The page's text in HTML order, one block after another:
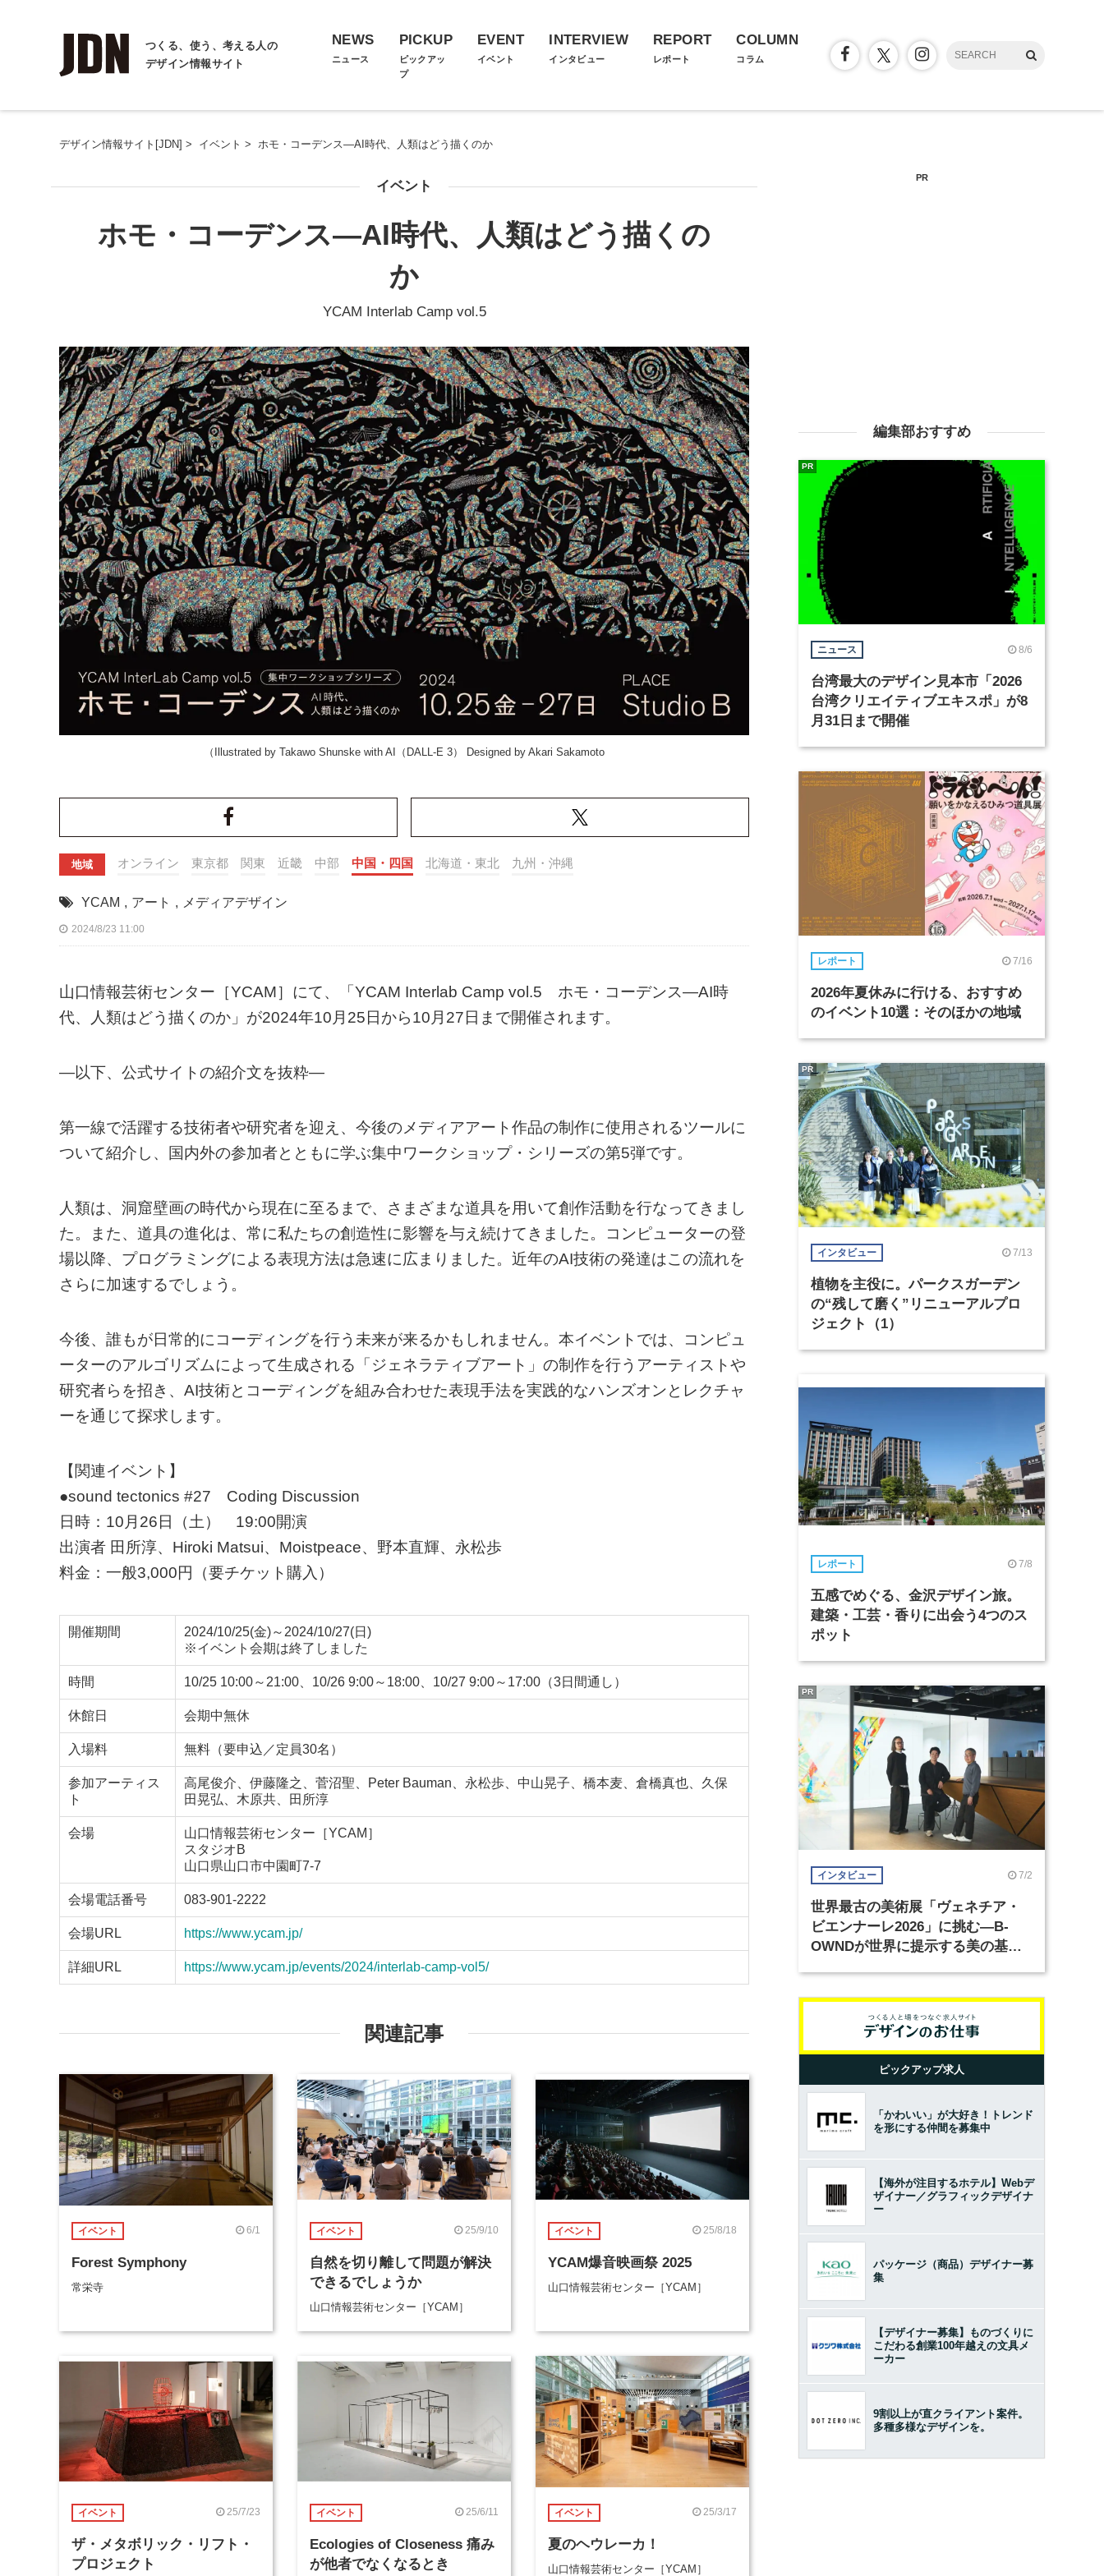
つくる、使う、考える人の
デザイン情報サイト
NEWS
ニュース
PICKUP
ピックアッ
プ
EVENT
イベント
INTERVIEW
インタビュー
REPORT
レポート
COLUMN
コラム
デザイン情報サイト[JDN] > イベント > ホモ・コーデンス―AI時代、人類はどう描くのか
イベント
ホモ・コーデンス―AI時代、人類はどう描くの
か
YCAM Interlab Camp vol.5
（Illustrated by Takawo Shunske with AI（DALL-E 3） Designed by Akari Sakamoto
地域 オンライン 東京都 関東 近畿 中部 中国・四国 北海道・東北 九州・沖縄
YCAM , アート , メディアデザイン
2024/8/23 11:00
山口情報芸術センター［YCAM］にて、「YCAM Interlab Camp vol.5 ホモ・コーデンス―AI時
代、人類はどう描くのか」が2024年10月25日から10月27日まで開催されます。
—以下、公式サイトの紹介文を抜粋—
第一線で活躍する技術者や研究者を迎え、今後のメディアアート作品の制作に使用されるツールに
ついて紹介し、国内外の参加者とともに学ぶ集中ワークショップ・シリーズの第5弾です。
人類は、洞窟壁画の時代から現在に至るまで、さまざまな道具を用いて創作活動を行なってきまし
た。また、道具の進化は、常に私たちの創造性に影響を与え続けてきました。コンピューターの登
場以降、プログラミングによる表現方法は急速に広まりました。近年のAI技術の発達はこの流れを
さらに加速するでしょう。
今後、誰もが日常的にコーディングを行う未来が来るかもしれません。本イベントでは、コンピュ
ーターのアルゴリズムによって生成される「ジェネラティブアート」の制作を行うアーティストや
研究者らを招き、AI技術とコーディングを組み合わせた表現手法を実践的なハンズオンとレクチャ
ーを通じて探求します。
【関連イベント】
●sound tectonics #27 Coding Discussion
日時：10月26日（土） 19:00開演
出演者 田所淳、Hiroki Matsui、Moistpeace、野本直輝、永松歩
料金：一般3,000円（要チケット購入）
開催期間
2024/10/25(金)～2024/10/27(日)
※イベント会期は終了しました
時間 10/25 10:00～21:00、10/26 9:00～18:00、10/27 9:00～17:00（3日間通し）
休館日 会期中無休
入場料 無料（要申込／定員30名）
参加アーティス
ト
高尾俊介、伊藤隆之、菅沼聖、Peter Bauman、永松歩、中山晃子、橋本麦、倉橋真也、久保
田晃弘、木原共、田所淳
会場
山口情報芸術センター［YCAM］
スタジオB
山口県山口市中園町7-7
会場電話番号 083-901-2222
会場URL https://www.ycam.jp/
詳細URL https://www.ycam.jp/events/2024/interlab-camp-vol5/
関連記事
イベント 6/1
Forest Symphony
常栄寺
イベント 25/9/10
自然を切り離して問題が解決
できるでしょうか
山口情報芸術センター［YCAM］
イベント 25/8/18
YCAM爆音映画祭 2025
山口情報芸術センター［YCAM］
イベント 25/7/23
ザ・メタボリック・リフト・
プロジェクト
イベント 25/6/11
Ecologies of Closeness 痛み
が他者でなくなるとき
イベント 25/3/17
夏のヘウレーカ！
山口情報芸術センター［YCAM］
PR
編集部おすすめ
ニュース 8/6
台湾最大のデザイン見本市「2026
台湾クリエイティブエキスポ」が8
月31日まで開催
PR
レポート 7/16
2026年夏休みに行ける、おすすめ
のイベント10選：そのほかの地域
インタビュー 7/13
植物を主役に。パークスガーデン
の“残して磨く”リニューアルプロ
ジェクト（1）
PR
レポート 7/8
五感でめぐる、金沢デザイン旅。
建築・工芸・香りに出会う4つのス
ポット
インタビュー 7/2
世界最古の美術展「ヴェネチア・
ビエンナーレ2026」に挑む―B-
OWNDが世界に提示する美の基準
PR
ピックアップ求人
「かわいい」が大好き！トレンド
を形にする仲間を募集中
【海外が注目するホテル】Webデ
ザイナー／グラフィックデザイナ
ー
パッケージ（商品）デザイナー募
集
【デザイナー募集】ものづくりに
こだわる創業100年越えの文具メ
ーカー
9割以上が直クライアント案件。
多種多様なデザインを。